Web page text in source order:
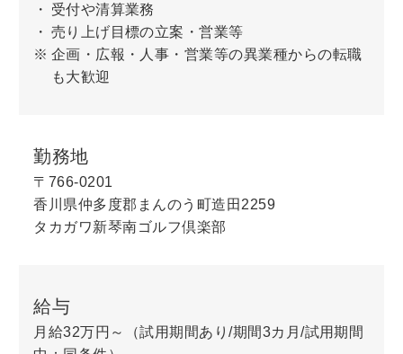
受付や清算業務
売り上げ目標の立案・営業等
企画・広報・人事・営業等の異業種からの転職
も大歓迎
勤務地
〒766-0201
香川県仲多度郡まんのう町造田2259
タカガワ新琴南ゴルフ倶楽部
給与
月給32万円～（試用期間あり/期間3カ月/試用期間